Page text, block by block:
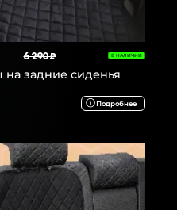
6 290 ₽ В НАЛИЧИИ
на задние сиденья
Подробнее